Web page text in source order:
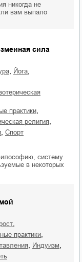
никогда не
вам выпало
сила
йога
практики
религия
спорт
систему
в некоторых
практики
индуизм